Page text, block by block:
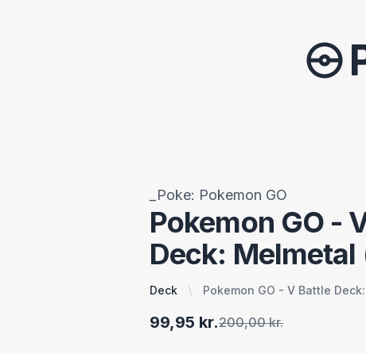
_Poke: Pokemon GO
Pokemon GO -
Deck:
Deck Pokemon GO - V Battle
99,95 kr.200,00 kr.